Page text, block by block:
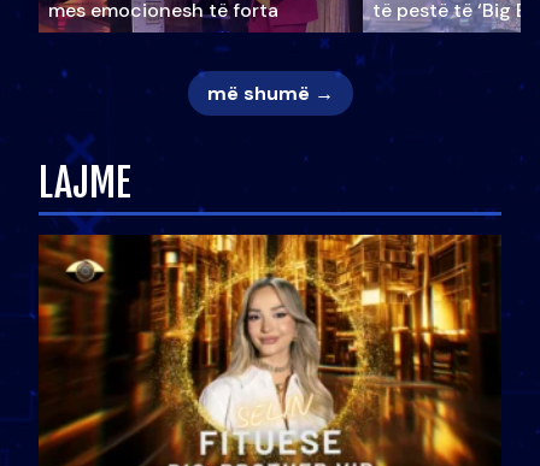
mes emocionesh të forta
të pestë të ‘Big
më shumë →
LAJME